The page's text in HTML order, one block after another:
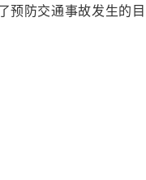
预防交通事故发生的目